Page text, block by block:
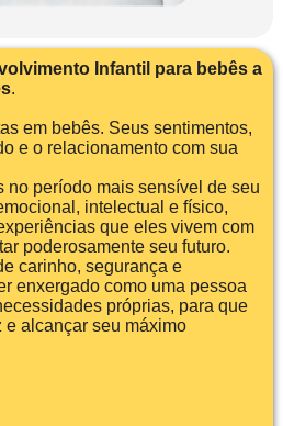
Infantil para bebês a
.
em bebês. Seus sentimentos,
e o relacionamento com sua
no período mais sensível de seu
intelectual e físico,
que eles vivem com
poderosamente seu futuro.
carinho, segurança e
enxergado como uma pessoa
próprias, para que
e alcançar seu máximo